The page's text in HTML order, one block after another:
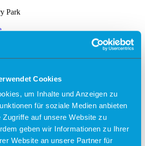
Cookies
um Inhalte und Anzeigen zu
für soziale Medien anbieten
Zugriffe auf unsere Website zu
geben wir Informationen zu Ihrer
Website an unsere Partner für
Park
Fakten